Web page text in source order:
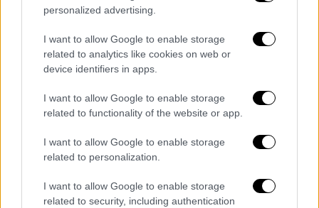
personalized advertising.
I want to allow Google to enable storage
related to analytics like cookies on web or
device identifiers in apps.
I want to allow Google to enable storage
related to functionality of the website or app.
I want to allow Google to enable storage
related to personalization.
I want to allow Google to enable storage
related to security, including authentication
Αθλητισμός| 13.04.2024 22:33
Premier League: Πάτησε κορυφή η Σίτι
και περιμένει Άρσεναλ και Λίβερπουλ -